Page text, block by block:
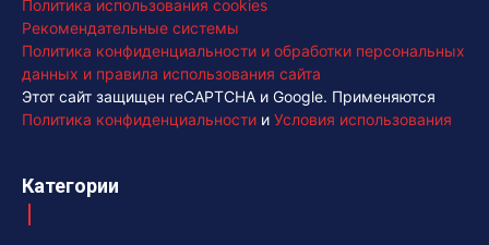
Политика использования cookies
Рекомендательные системы
Политика конфиденциальности и обработки персональных
данных и правила использования сайта
Этот сайт защищен reCAPTCHA и Google. Применяются
Политика конфиденциальности и Условия использования
Категории